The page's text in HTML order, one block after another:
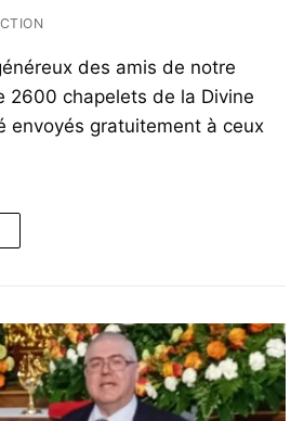
des amis de notre
2600 chapelets de la Divine
envoyés gratuitement à ceux